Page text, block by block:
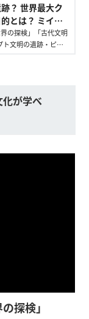
？ 世界最大ク
とは？ ミイラ
の動く図鑑
の探検」「古代文明
ト文明の遺跡・ピラ
が学べ
探検」